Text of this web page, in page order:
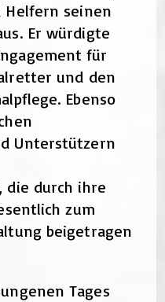
seinen
Er würdigte
für
und den
Ebenso
Unterstützern
die durch ihre
zum
beigetragen
Tages